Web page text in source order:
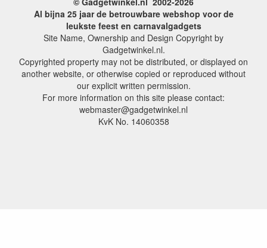
Al bijna 25 jaar de betrouwbare webshop voor de
leukste feest en carnavalgadgets
Site Name, Ownership and Design Copyright by
Gadgetwinkel.nl.
Copyrighted property may not be distributed, or displayed on
another website, or otherwise copied or reproduced without
our explicit written permission.
For more information on this site please contact:
webmaster@gadgetwinkel.nl
KvK No. 14060358